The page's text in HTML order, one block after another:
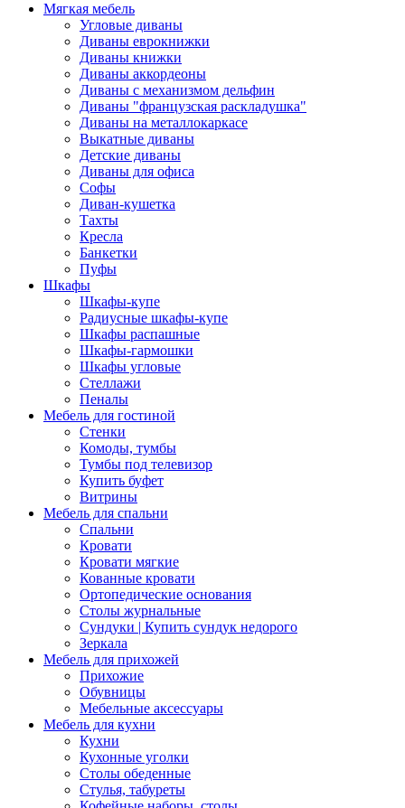
Мягкая мебель
Угловые диваны
Диваны еврокнижки
Диваны книжки
Диваны аккордеоны
Диваны с механизмом дельфин
Диваны "французская раскладушка"
Диваны на металлокаркасе
Выкатные диваны
Детские диваны
Диваны для офиса
Софы
Диван-кушетка
Тахты
Кресла
Банкетки
Пуфы
Шкафы
Шкафы-купе
Радиусные шкафы-купе
Шкафы распашные
Шкафы-гармошки
Шкафы угловые
Стеллажи
Пеналы
Мебель для гостиной
Стенки
Комоды, тумбы
Тумбы под телевизор
Купить буфет
Витрины
Мебель для спальни
Спальни
Кровати
Кровати мягкие
Кованные кровати
Ортопедические основания
Столы журнальные
Сундуки | Купить сундук недорого
Зеркала
Мебель для прихожей
Прихожие
Обувницы
Мебельные аксессуары
Мебель для кухни
Кухни
Кухонные уголки
Столы обеденные
Стулья, табуреты